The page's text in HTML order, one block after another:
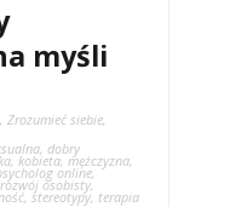
myśli
, Zrozumieć siebie,
, dobry
, kobieta, mężczyzna,
online,
rozwój osobisty,
, stereotypy, terapia